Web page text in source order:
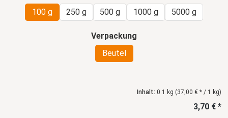
100 g
250 g 500 g 1000 g 5000 g
Verpackung
Beutel
Inhalt: 0.1 kg (37,00 € * / 1 kg)
3,70 € *